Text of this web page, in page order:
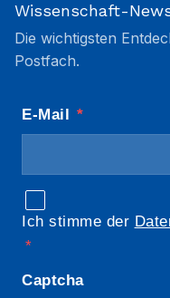
Wissenschaft-
Die wichtigsten
Postfach.